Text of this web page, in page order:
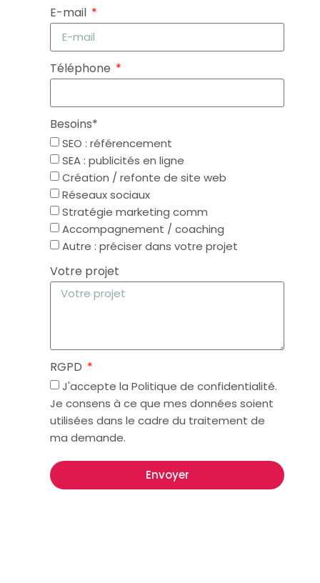
E-mail
Téléphone
Besoins*
SEO : référencement
SEA : publicités en ligne
Création / refonte de site web
Réseaux sociaux
Stratégie marketing comm
Accompagnement / coaching
Autre : préciser dans votre projet
Votre projet
RGPD
J'accepte la Politique de confidentialité.
Je consens à ce que mes données soient
utilisées dans le cadre du traitement de
ma demande.
Envoyer